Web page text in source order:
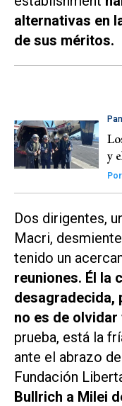
alternativas en
de sus méritos.
y
Por
Dos dirigentes,
Macri,
tenido un
reuniones. Él la
desagradecida,
no es de olvidar
prueba, está la
ante el abrazo
Fundación
Bullrich a Milei